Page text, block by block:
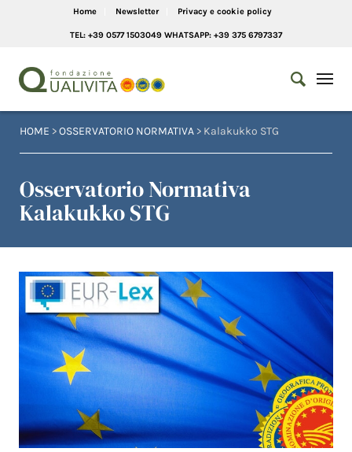
Home Newsletter Privacy e cookie policy
TEL: +39 0577 1503049 WHATSAPP: +39 375 6797337
HOME >OSSERVATORIO NORMATIVA > Kalakukko STG
Osservatorio Normativa
Kalakukko STG